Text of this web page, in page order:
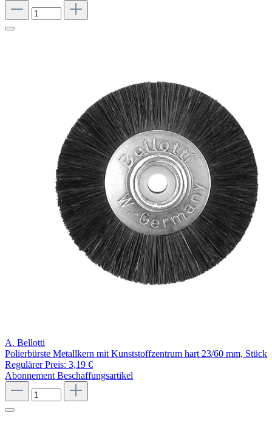
A. Bellotti
Polierbürste Metallkern mit Kunststoffzentrum hart 23/60 mm, Stück
Regulärer Preis: 3,19 €
Abonnement Beschaffungsartikel